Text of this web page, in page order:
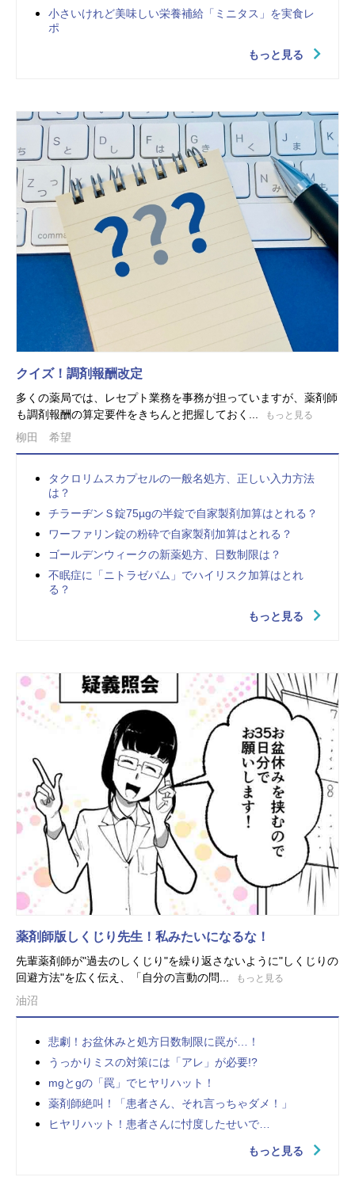
小さいけれど美味しい栄養補給「ミニタス」を実食レ
ポ
もっと見る
クイズ！調剤報酬改定
多くの薬局では、レセプト業務を事務が担っていますが、薬剤師
も調剤報酬の算定要件をきちんと把握しておく...
もっと見る
柳田 希望
タクロリムスカプセルの一般名処方、正しい入力方法
は？
チラーヂンＳ錠75µgの半錠で自家製剤加算はとれる？
ワーファリン錠の粉砕で自家製剤加算はとれる？
ゴールデンウィークの新薬処方、日数制限は？
不眠症に「ニトラゼパム」でハイリスク加算はとれ
る？
もっと見る
薬剤師版しくじり先生！私みたいになるな！
先輩薬剤師が"過去のしくじり"を繰り返さないように"しくじりの
回避方法"を広く伝え、「自分の言動の問...
もっと見る
油沼
悲劇！お盆休みと処方日数制限に罠が…！
うっかりミスの対策には「アレ」が必要!?
mgとgの「罠」でヒヤリハット！
薬剤師絶叫！「患者さん、それ言っちゃダメ！」
ヒヤリハット！患者さんに忖度したせいで…
もっと見る